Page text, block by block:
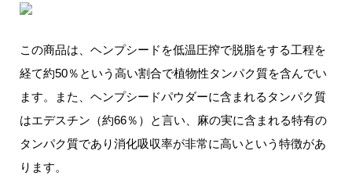
この商品は、ヘンプシードを低温圧搾で脱脂をする工程を
経て約50％という高い割合で植物性タンパク質を含んでい
ます。また、ヘンプシードパウダーに含まれるタンパク質
はエデスチン（約66％）と言い、麻の実に含まれる特有の
タンパク質であり消化吸収率が非常に高いという特徴があ
ります。